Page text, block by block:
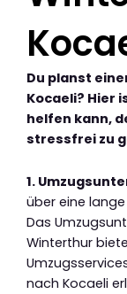
Du planst
Kocaeli? Hier
helfen kann,
stressfrei zu
1.
über eine
Das
Winterthur
nach Kocaeli